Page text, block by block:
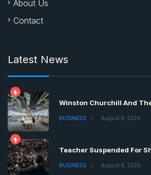
About Us
Contact
Latest News
Winston Churchill And
BUSINESS August 8, 2026
Teacher Suspended For
BUSINESS August 8, 2026